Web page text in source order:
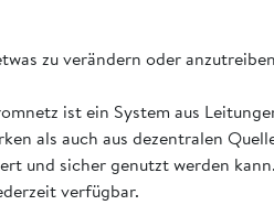
zu verändern oder
ist ein System aus
als auch aus dezentralen
und sicher genutzt werden
verfügbar.